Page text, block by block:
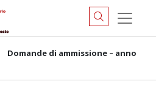
Domande di ammissione – anno